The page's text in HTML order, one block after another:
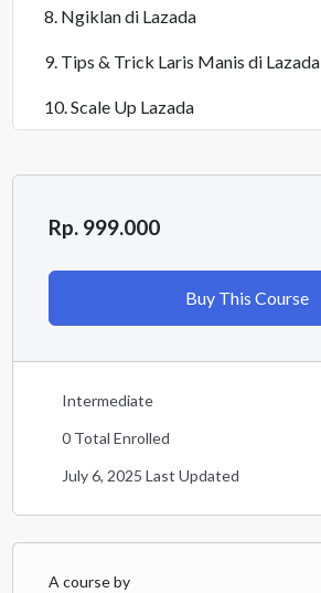
8. Ngiklan di Lazada
9. Tips & Trick Laris Manis di Lazada
10. Scale Up Lazada
Rp. 999.000
Buy This Course
Intermediate
0 Total Enrolled
July 6, 2025 Last Updated
A course by